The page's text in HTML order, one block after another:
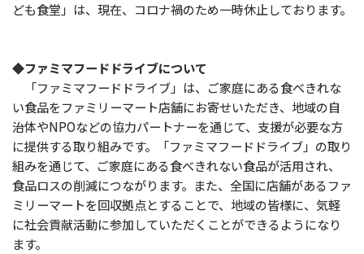
ども食堂」は、現在、コロナ禍のため一時休止しております。
◆ファミマフードドライブについて
「ファミマフードドライブ」は、ご家庭にある食べきれな
い食品をファミリーマート店舗にお寄せいただき、地域の自
治体やNPOなどの協力パートナーを通じて、支援が必要な方
に提供する取り組みです。「ファミマフードドライブ」の取り
組みを通じて、ご家庭にある食べきれない食品が活用され、
食品ロスの削減につながります。また、全国に店舗があるファ
ミリーマートを回収拠点とすることで、地域の皆様に、気軽
に社会貢献活動に参加していただくことができるようになり
ます。